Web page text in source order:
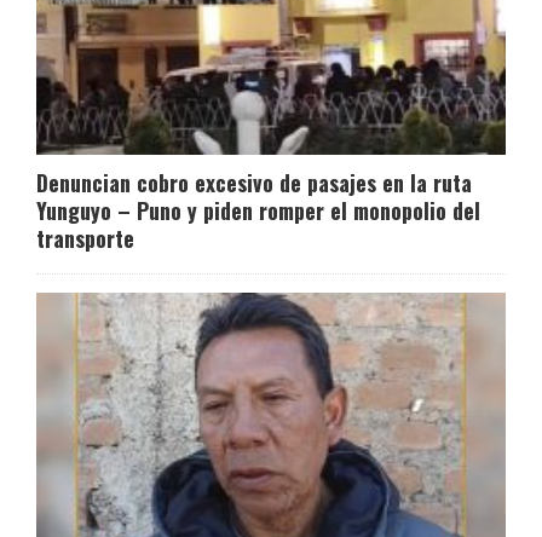
Denuncian cobro excesivo de pasajes en la ruta
Yunguyo – Puno y piden romper el monopolio del
transporte